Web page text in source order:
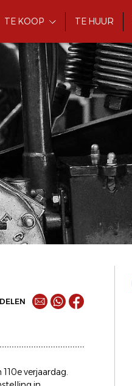
TE KOOP TE HUUR
DELEN
verjaardag.